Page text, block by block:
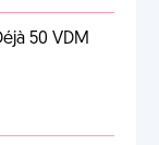
50 VDM